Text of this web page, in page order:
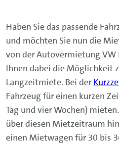
Haben Sie das passende
und möchten Sie nun die
von der Autovermietung VW
Ihnen dabei die Möglichkeit
Langzeitmiete. Bei der
Fahrzeug für einen kurzen
Tag und vier Wochen)
über diesen Mietzeitraum
einen Mietwagen für 30 bis